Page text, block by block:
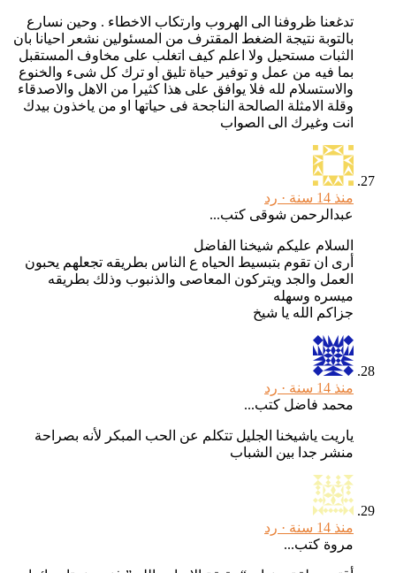
تدغعنا ظروفنا الى الهروب وارتكاب الاخطاء . وحين نسارع
بالتوبة نتيجة الضغط المقترف من المسئولين نشعر احيانا بان
الثبات مستحيل ولا اعلم كيف اتغلب على مخاوف المستقبل
بما فيه من عمل و توفير حياة تليق او ترك كل شىء والخنوع
والاستسلام لله فلا يوافق على هذا كثيرا من الاهل والاصدقاء
وقلة الامثلة الصالحة الناجحة فى حياتها او من ياخذون بيدك
انت وغيرك الى الصواب
رد
عبدالرحمن شوقى كتب...
السلام عليكم شيخنا الفاضل
أرى ان تقوم بتبسيط الحياه ع الناس بطريقه تجعلهم يحبون
العمل والجد ويتركون المعاصى والذنبوب وذلك بطريقه
ميسره وسهله
جزاكم الله يا شيخ
رد
محمد فاضل كتب...
ياريت ياشيخنا الجليل تتكلم عن الحب المبكر لأنه بصراحة
منشر جدا بين الشباب
رد
مروة كتب...